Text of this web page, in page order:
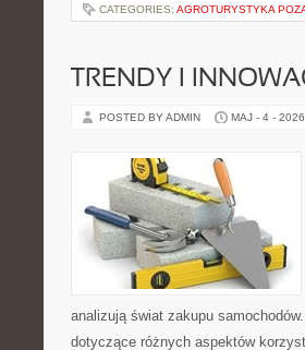
CATEGORIES: AGROTURYSTYKA
TRENDY I
POSTED BY ADMIN MAJ - 4 - 2026
analizują świat zakupu
dotyczące różnych aspektów